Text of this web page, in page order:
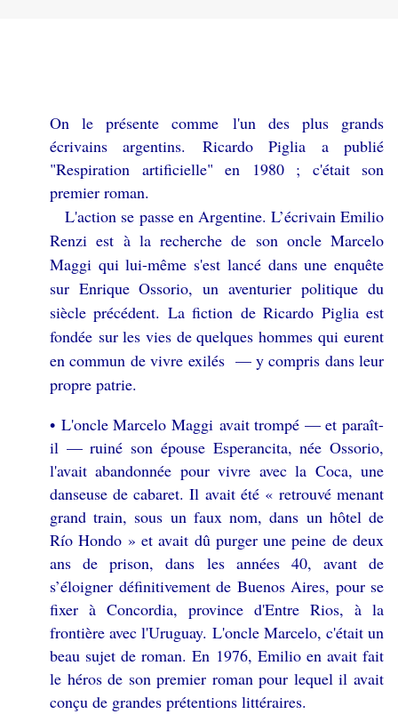
On le présente comme l'un des plus grands
écrivains argentins. Ricardo Piglia a publié
"Respiration artificielle" en 1980 ; c'était son
premier roman.
L'action se passe en Argentine. L’écrivain Emilio
Renzi est à la recherche de son oncle Marcelo
Maggi qui lui-même s'est lancé dans une enquête
sur Enrique Ossorio, un aventurier politique du
siècle précédent. La fiction de Ricardo Piglia est
fondée sur les vies de quelques hommes qui eurent
en commun de vivre exilés — y compris dans leur
propre patrie.
• L'oncle Marcelo Maggi avait trompé — et paraît-
il — ruiné son épouse Esperancita, née Ossorio,
l'avait abandonnée pour vivre avec la Coca, une
danseuse de cabaret. Il avait été « retrouvé menant
grand train, sous un faux nom, dans un hôtel de
Río Hondo » et avait dû purger une peine de deux
ans de prison, dans les années 40, avant de
s’éloigner définitivement de Buenos Aires, pour se
fixer à Concordia, province d'Entre Rios, à la
frontière avec l'Uruguay. L'oncle Marcelo, c'était un
beau sujet de roman. En 1976, Emilio en avait fait
le héros de son premier roman pour lequel il avait
conçu de grandes prétentions littéraires.